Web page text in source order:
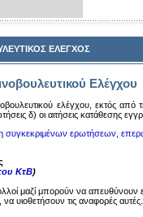
ΕΛΕΓΧΟΣ
Ελέγχου
ελέγχoυ, εκτός από
δ) oι αιτήσεις κατάθεσης
συγκεκριμένων ερωτήσεων,
ΚτΒ)
μαζί μπορούν να
να υιοθετήσουν τις αναφορές